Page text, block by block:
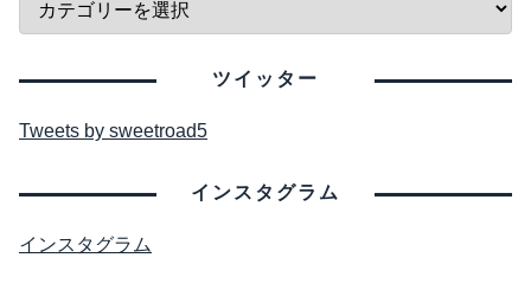
ツイッター
Tweets by sweetroad5
インスタグラム
インスタグラム